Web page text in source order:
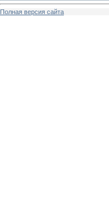
Полная версия сайта